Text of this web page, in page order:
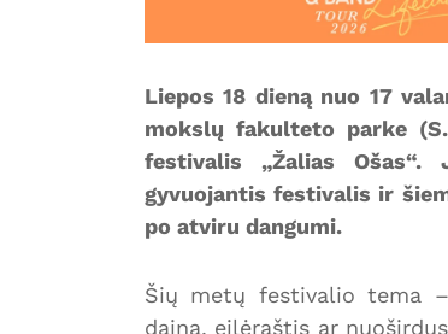
Liepos 18 dieną nuo 17
mokslų fakulteto parke
festivalis „Žalias Ošas“.
gyvuojantis festivalis ir
po atviru dangumi.
Šių metų festivalio tema
daina, eilėraštis ar